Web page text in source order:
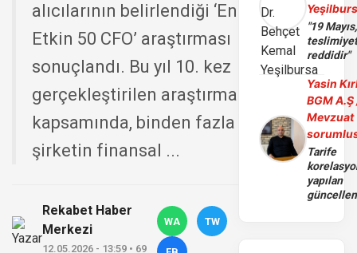
alıcılarının belirlendiği ‘En
Etkin 50 CFO’ araştırması
sonuçlandı. Bu yıl 10. kez
gerçekleştirilen araştırma
kapsamında, binden fazla
şirketin finansal ...
Rekabet Haber
Merkezi
12.05.2026 - 13:59 • 69
WA TW
"19 Mayıs,
reddidir"
Yasin
BGM A.Ş
Mevzuat
Tarife
yapılan